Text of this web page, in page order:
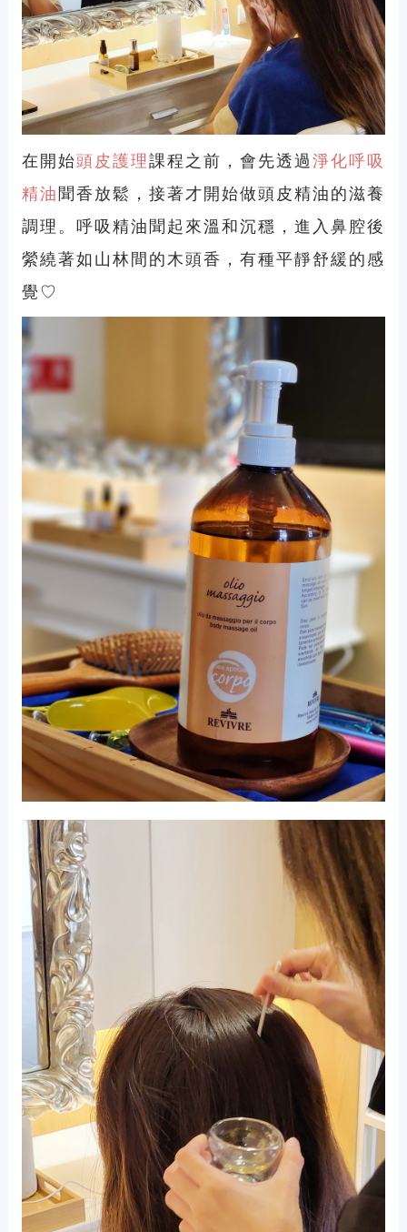
在開始頭皮護理課程之前，會先透過淨化呼吸
精油聞香放鬆，接著才開始做頭皮精油的滋養
調理。呼吸精油聞起來溫和沉穩，進入鼻腔後
縈繞著如山林間的木頭香，有種平靜舒緩的感
覺♡